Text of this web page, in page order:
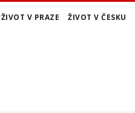
ŽIVOT V PRAZE ŽIVOT V ČESKU